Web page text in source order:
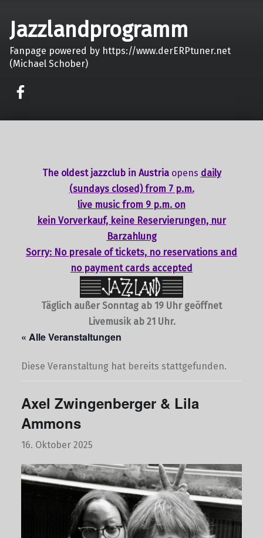
Jazzlandprogramm
Fanpage powered by https://www.derERPtuner.net
(Michael Schober)
The oldest jazzclub in Austria opens daily
(sundays closed) from 7 p.m.
live music from 9 p.m. on
kein Vorverkauf, keine Reservierungen, nur
Barzahlung
Sorry: No presale of tickets, no reservations and
no payment cards accepted
Täglich außer Sonntag ab 19 Uhr geöffnet
Livemusik ab 21 Uhr.
« Alle Veranstaltungen
Diese Veranstaltung hat bereits stattgefunden.
Axel Zwingenberger & Lila
Ammons
16. Oktober 2025